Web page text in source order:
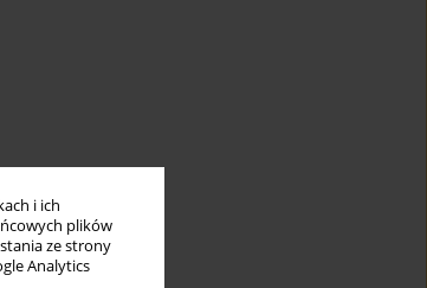
i ich
plików
ze strony
Analytics